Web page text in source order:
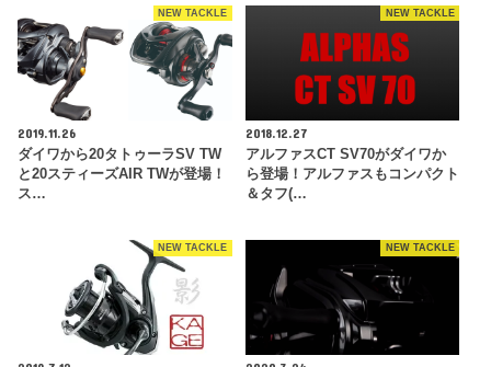
NEW TACKLE
2019.11.26
ダイワから20タトゥーラSV TW
と20スティーズAIR TWが登場！
ス…
NEW TACKLE
2018.12.27
アルファスCT SV70がダイワか
ら登場！アルファスもコンパクト
＆タフ(…
NEW TACKLE NEW TACKLE